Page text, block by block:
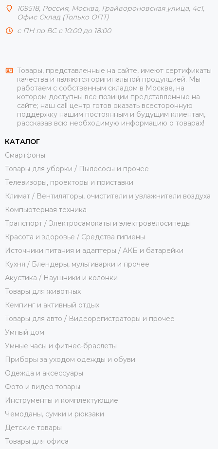
109518, Россия, Москва, Грайвороновская улица, 4с1,
Офис Склад (Только ОПТ)
с ПН по ВС с 10:00 до 18:00
Товары, представленные на сайте, имеют сертификаты
качества и являются оригинальной продукцией. Мы
работаем с собственным складом в Москве, на
котором доступны все позиции представленные на
сайте; наш call центр готов оказать всесторонную
поддержку нашим постоянным и будущим клиентам,
рассказав всю необходимую информацию о товарах!
КАТАЛОГ
Смартфоны
Товары для уборки / Пылесосы и прочее
Телевизоры, проекторы и приставки
Климат / Вентиляторы, очистители и увлажнители воздуха
Компьютерная техника
Транспорт / Электросамокаты и электровелосипеды
Красота и здоровье / Средства гигиены
Источники питания и адаптеры / АКБ и батарейки
Кухня / Блендеры, мультиварки и прочее
Акустика / Наушники и колонки
Товары для животных
Кемпинг и активный отдых
Товары для авто / Видеорегистраторы и прочее
Умный дом
Умные часы и фитнес-браслеты
Приборы за уходом одежды и обуви
Одежда и аксессуары
Фото и видео товары
Инструменты и комплектующие
Чемоданы, сумки и рюкзаки
Детские товары
Товары для офиса